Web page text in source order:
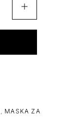
, MASKA ZA